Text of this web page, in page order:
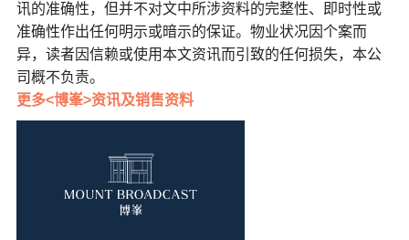
讯的准确性，但并不对文中所涉资料的完整性、即时性或
准确性作出任何明示或暗示的保证。物业状况因个案而
异，读者因信赖或使用本文资讯而引致的任何损失，本公
司概不负责。
更多<博峯>资讯及销售资料